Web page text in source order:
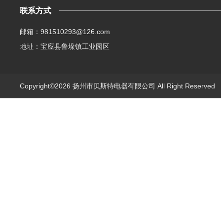
联系方式
邮箱：981510293@126.com
地址：宝应县鲁垛镇工业园区
Copyright©2026 扬州市贝斯特电器有限公司 All Right